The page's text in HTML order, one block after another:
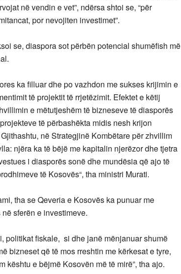
në vendin e vet”, ndërsa shtoi se, “për
por nevojiten investimet”.
se, diaspora sot përbën potencial shumëfish më
ka filluar dhe po vazhdon me sukses krijimin e
të projektit të rrjetëzimit. Efektet e këtij
e mëtutjeshëm të bizneseve të diasporës
të përbashëkta midis nesh krijon
në Strategjinë Kombëtare për zhvillim
njëra ka të bëjë me kapitalin njerëzor dhe tjetra
i diasporës sonë dhe mundësia që ajo të
të Kosovës“, tha ministri Murati.
tha se Qeveria e Kosovës ka punuar me
sferën e investimeve.
politikat fiskale, si dhe janë mënjanuar shumë
bizneset që të mos rreshtin me kërkesat e tyre,
e bëjmë Kosovën më të mirë”, tha ajo.